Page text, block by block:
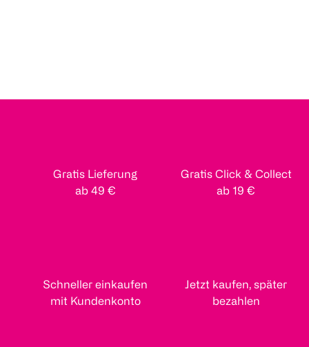
Gratis Lieferung
ab 49 €
Gratis Click & Collect
ab 19 €
Schneller einkaufen
mit Kundenkonto
Jetzt kaufen, später
bezahlen